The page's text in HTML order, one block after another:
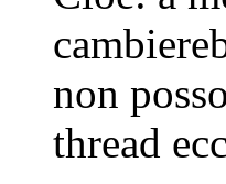
non
thread